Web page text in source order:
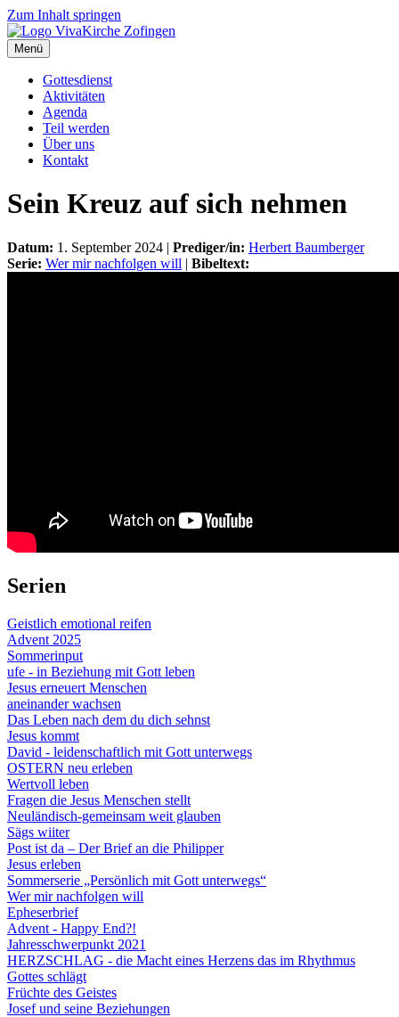
Zum Inhalt springen
Menü
Gottesdienst
Aktivitäten
Agenda
Teil werden
Über uns
Kontakt
Sein Kreuz auf sich nehmen
Datum: 1. September 2024 | Prediger/in: Herbert Baumberger
Serie: Wer mir nachfolgen will | Bibeltext:
Serien
Geistlich emotional reifen
Advent 2025
Sommerinput
ufe - in Beziehung mit Gott leben
Jesus erneuert Menschen
aneinander wachsen
Das Leben nach dem du dich sehnst
Jesus kommt
David - leidenschaftlich mit Gott unterwegs
OSTERN neu erleben
Wertvoll leben
Fragen die Jesus Menschen stellt
Neuländisch-gemeinsam weit glauben
Sägs wiiter
Post ist da – Der Brief an die Philipper
Jesus erleben
Sommerserie „Persönlich mit Gott unterwegs“
Wer mir nachfolgen will
Epheserbrief
Advent - Happy End?!
Jahresschwerpunkt 2021
HERZSCHLAG - die Macht eines Herzens das im Rhythmus
Gottes schlägt
Früchte des Geistes
Josef und seine Beziehungen